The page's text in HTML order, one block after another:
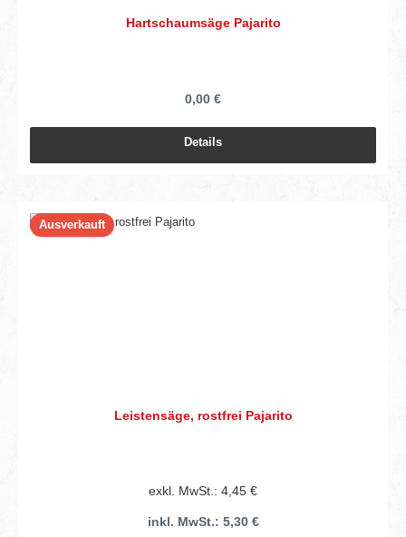
Hartschaumsäge Pajarito
0,00 €
Details
Ausverkauft
Leistensäge, rostfrei Pajarito
exkl. MwSt.: 4,45 €
inkl. MwSt.: 5,30 €